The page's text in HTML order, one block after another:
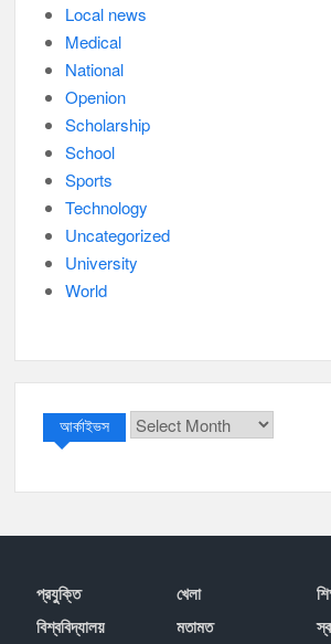
Local news
Medical
National
Openion
Scholarship
School
Sports
Technology
Uncategorized
University
World
আর্কাইভস আর্কাইভস
প্রযু্ক্তি খেলা
বিশ্ববিদ্যালয়
মতামত